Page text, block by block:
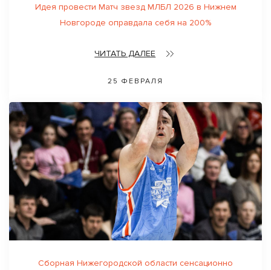
Идея провести Матч звезд МЛБЛ 2026 в Нижнем
Новгороде оправдала себя на 200%
ЧИТАТЬ ДАЛЕЕ
25 ФЕВРАЛЯ
Сборная Нижегородской области сенсационно